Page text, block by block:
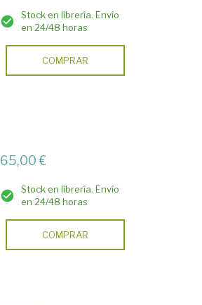
Stock en librería. Envío
en 24/48 horas
COMPRAR
65,00 €
Stock en librería. Envío
en 24/48 horas
COMPRAR